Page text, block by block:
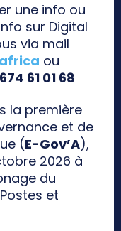
une info ou
sur Digital
via mail
ou
61 01 68
la première
et de
(E-Gov’A),
2026 à
du
et